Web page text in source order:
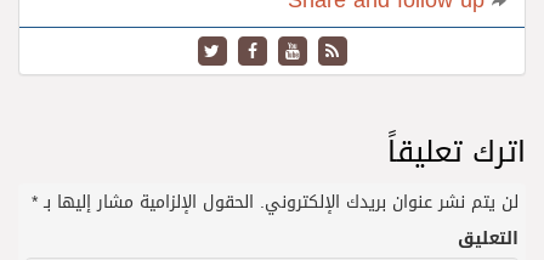
اترك تعليقاً
لن يتم نشر عنوان بريدك الإلكتروني. الحقول الإلزامية مشار إليها بـ*
التعليق